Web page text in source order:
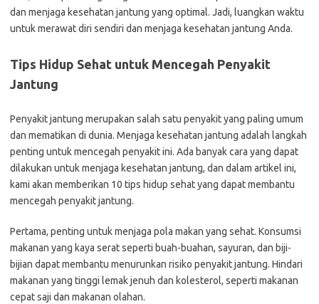
dan menjaga kesehatan jantung yang optimal. Jadi, luangkan waktu
untuk merawat diri sendiri dan menjaga kesehatan jantung Anda.
Tips Hidup Sehat untuk Mencegah Penyakit
Jantung
Penyakit jantung merupakan salah satu penyakit yang paling umum
dan mematikan di dunia. Menjaga kesehatan jantung adalah langkah
penting untuk mencegah penyakit ini. Ada banyak cara yang dapat
dilakukan untuk menjaga kesehatan jantung, dan dalam artikel ini,
kami akan memberikan 10 tips hidup sehat yang dapat membantu
mencegah penyakit jantung.
Pertama, penting untuk menjaga pola makan yang sehat. Konsumsi
makanan yang kaya serat seperti buah-buahan, sayuran, dan biji-
bijian dapat membantu menurunkan risiko penyakit jantung. Hindari
makanan yang tinggi lemak jenuh dan kolesterol, seperti makanan
cepat saji dan makanan olahan.